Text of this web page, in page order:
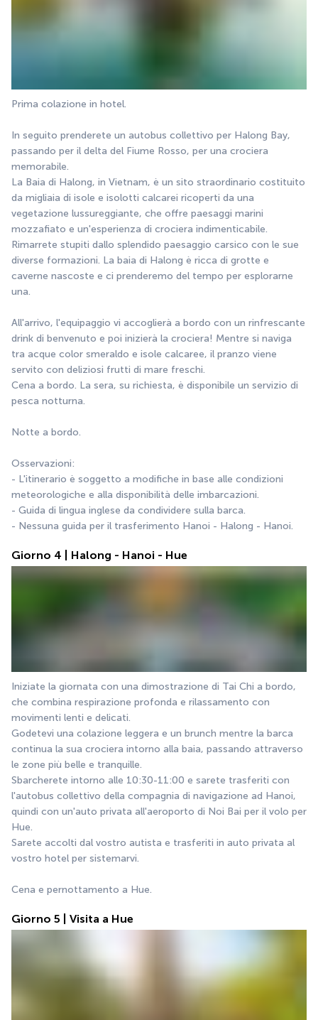
Prima colazione in hotel.
In seguito prenderete un autobus collettivo per Halong Bay,
passando per il delta del Fiume Rosso, per una crociera
memorabile.
La Baia di Halong, in Vietnam, è un sito straordinario costituito
da migliaia di isole e isolotti calcarei ricoperti da una
vegetazione lussureggiante, che offre paesaggi marini
mozzafiato e un'esperienza di crociera indimenticabile.
Rimarrete stupiti dallo splendido paesaggio carsico con le sue
diverse formazioni. La baia di Halong è ricca di grotte e
caverne nascoste e ci prenderemo del tempo per esplorarne
una.
All'arrivo, l'equipaggio vi accoglierà a bordo con un rinfrescante
drink di benvenuto e poi inizierà la crociera! Mentre si naviga
tra acque color smeraldo e isole calcaree, il pranzo viene
servito con deliziosi frutti di mare freschi.
Cena a bordo. La sera, su richiesta, è disponibile un servizio di
pesca notturna.
Notte a bordo.
Osservazioni:
- L'itinerario è soggetto a modifiche in base alle condizioni
meteorologiche e alla disponibilità delle imbarcazioni.
- Guida di lingua inglese da condividere sulla barca.
- Nessuna guida per il trasferimento Hanoi - Halong - Hanoi.
Giorno 4 | Halong - Hanoi - Hue
Iniziate la giornata con una dimostrazione di Tai Chi a bordo,
che combina respirazione profonda e rilassamento con
movimenti lenti e delicati.
Godetevi una colazione leggera e un brunch mentre la barca
continua la sua crociera intorno alla baia, passando attraverso
le zone più belle e tranquille.
Sbarcherete intorno alle 10:30-11:00 e sarete trasferiti con
l'autobus collettivo della compagnia di navigazione ad Hanoi,
quindi con un'auto privata all'aeroporto di Noi Bai per il volo per
Hue.
Sarete accolti dal vostro autista e trasferiti in auto privata al
vostro hotel per sistemarvi.
Cena e pernottamento a Hue.
Giorno 5 | Visita a Hue